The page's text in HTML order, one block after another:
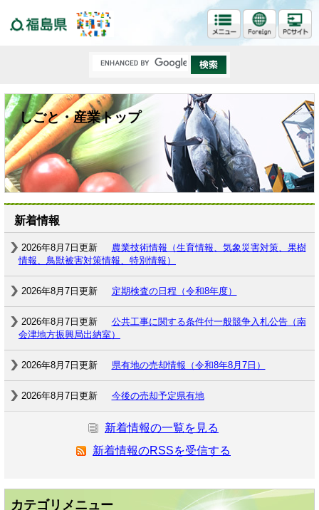
しごと・産業トップ
新着情報
2026年8月7日更新
農業技術情報（生育情報、気象災害対策、果樹
情報、鳥獣被害対策情報、特別情報）
2026年8月7日更新 定期検査の日程（令和8年度）
2026年8月7日更新
公共工事に関する条件付一般競争入札公告（南
会津地方振興局出納室）
2026年8月7日更新 県有地の売却情報（令和8年8月7日）
2026年8月7日更新 今後の売却予定県有地
新着情報の一覧を見る
新着情報のRSSを受信する
カテゴリメニュー